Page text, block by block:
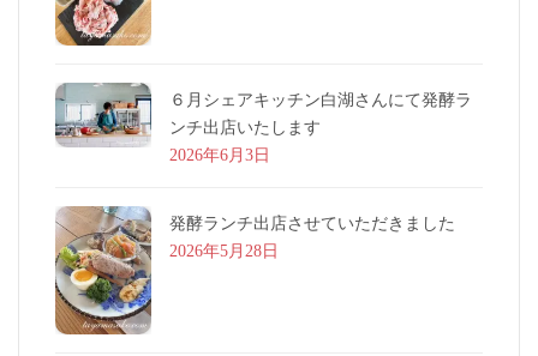
６月シェアキッチン白湖さんにて発酵ラ
ンチ出店いたします
2026年6月3日
発酵ランチ出店させていただきました
2026年5月28日